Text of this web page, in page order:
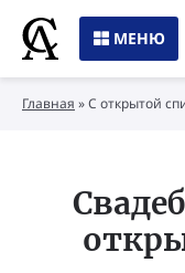
МЕНЮ
Главная »С открытой